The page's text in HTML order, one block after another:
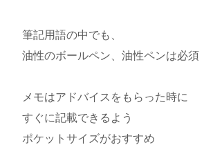
筆記用語の中でも、
油性のボールペン、油性ペンは必須
メモはアドバイスをもらった時に
すぐに記載できるよう
ポケットサイズがおすすめ